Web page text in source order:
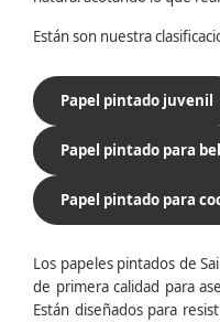
Están son nuestra
Papel pintado juvenil
Papel pintado para
Papel pintado para
Los papeles pintados de
de primera calidad para
Están diseñados para